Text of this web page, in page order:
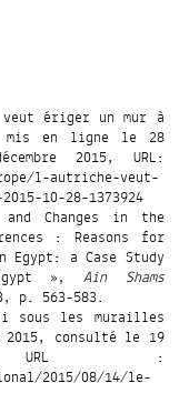
veut ériger un mur à
en ligne le 28
2015, URL:
l-autriche-veut-
10-28-1373924
and Changes in the
: Reasons for
Egypt: a Case Study
»,Ain Shams
p. 563-583.
sous les murailles
consulté le 19
URL :
2015/08/14/le-